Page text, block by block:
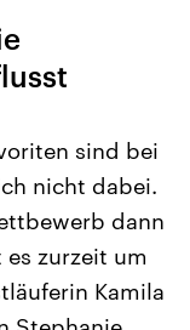
Beiträge,
und
die Vereinigten
mächtigsten Ländern
Einfluss auf
sind bei
nicht dabei.
dann
zurzeit um
Kamila